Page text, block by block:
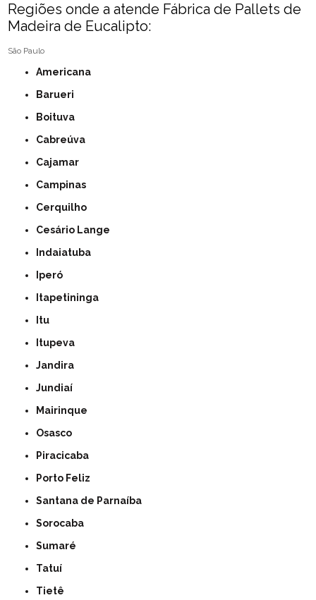
Regiões onde a atende Fábrica de Pallets de
Madeira de Eucalipto:
São Paulo
Americana
Barueri
Boituva
Cabreúva
Cajamar
Campinas
Cerquilho
Cesário Lange
Indaiatuba
Iperó
Itapetininga
Itu
Itupeva
Jandira
Jundiaí
Mairinque
Osasco
Piracicaba
Porto Feliz
Santana de Parnaíba
Sorocaba
Sumaré
Tatuí
Tietê